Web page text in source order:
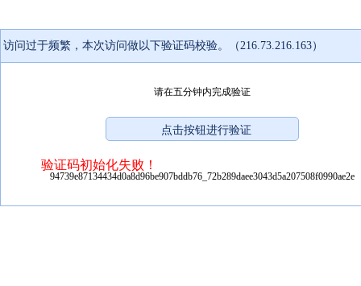
访问过于频繁，本次访问做以下验证码校验。（216.73.216.163）
请在五分钟内完成验证
验证码初始化失败！
94739e87134434d0a8d96be907bddb76_72b289daee3043d5a207508f0990ae2e